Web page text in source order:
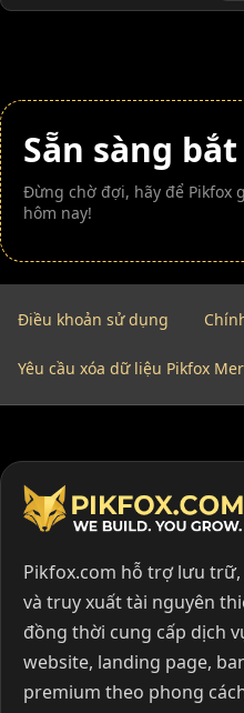
Sẵn sàng
Đừng chờ đợi, hãy để Pikfox
hôm nay!
Điều khoản sử dụng
Yêu cầu xóa dữ liệu Pikfox
Pikfox.com hỗ trợ lưu trữ,
và truy xuất tài nguyên
đồng thời cung cấp dịch
website, landing page,
premium theo phong